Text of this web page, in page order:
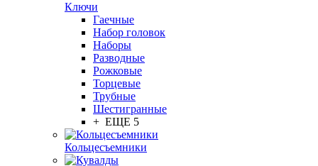
Ключи
Гаечные
Набор головок
Наборы
Разводные
Рожковые
Торцевые
Трубные
Шестигранные
+ ЕЩЕ 5
Кольцесъемники